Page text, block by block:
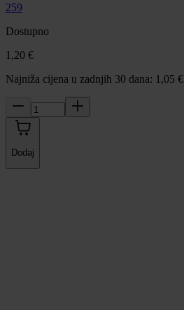
259
Dostupno
1,20 €
Najniža cijena u zadnjih 30 dana: 1,05 €
Dodaj